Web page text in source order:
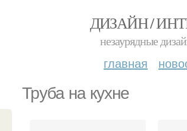
ДИЗАЙН /
незаурядные
главная
Труба на кухне